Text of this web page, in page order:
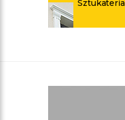
Sztukateria